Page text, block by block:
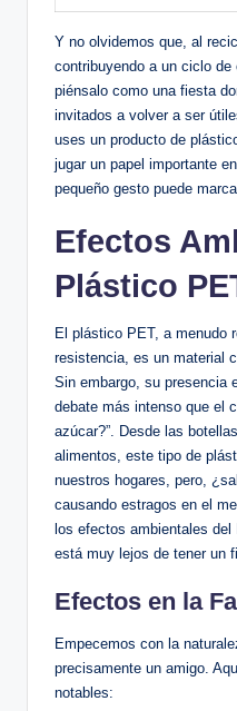
Y no olvidemos que, ​al
contribuyendo a​ un ciclo
‍piénsalo como una fiesta
invitados a volver‍ a ser
‌uses un producto de
jugar un papel importante
pequeño gesto puede
Efectos
Plástico
El plástico PET, a menudo⁣
resistencia,‌ es un material
Sin embargo, su presencia
debate⁢ más intenso ⁣que​ el⁤
azúcar?”. Desde las
alimentos, este​ tipo⁤ de
nuestros hogares, pero,
causando estragos en el‌
los efectos ‌ambientales
está muy ‌lejos de tener un
Efectos ​en la
Empecemos con la⁣
precisamente un amigo.
notables: